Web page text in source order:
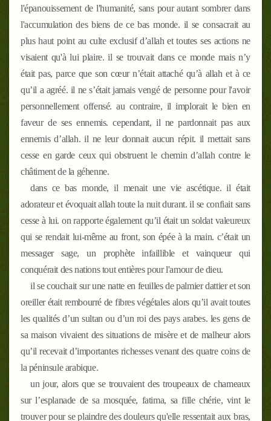
l'épanouissement de l'humanité, sans pour autant sombrer dans
l'accumulation des biens de ce bas monde. il se consacrait au
plus haut point au culte exclusif d’allah et toutes ses actions ne
visaient qu'à lui plaire. il se trouvait dans ce monde mais n’y
était pas, parce que son cœur n’était attaché qu’à allah et à ce
qu’il a agréé. il ne s’était jamais vengé de personne pour l'avoir
personnellement offensé. au contraire, il implorait le bien en
faveur de ses ennemis. cependant, il ne pardonnait pas aux
ennemis d’allah. il ne leur donnait aucun répit. il mettait sans
cesse en garde ceux qui obstruent le chemin d’allah contre le
châtiment de la géhenne.
dans ce bas monde, il menait une vie ascétique. il était
adorateur et évoquait allah toute la nuit durant. il se confiait sans
cesse à lui. on rapporte également qu’il était un soldat valeureux
qui se rendait lui-même au front, son épée à la main. c’était un
messager sage, un prophète infaillible et vainqueur qui
conquérait des nations tout entières pour l'amour de dieu.
il se couchait sur une natte en feuilles de palmier dattier et son
oreiller était rembourré de fibres végétales alors qu’il avait toutes
les qualités d’un sultan ou d’un roi des pays arabes. les gens de
sa maison vivaient des situations de misère et de malheur alors
qu’il recevait d’importantes richesses venant des quatre coins de
la péninsule arabique.
un jour, alors que se trouvaient des troupeaux de chameaux
sur l’esplanade de sa mosquée, fatima, sa fille chérie, vint le
trouver pour se plaindre des douleurs qu'elle ressentait aux bras,